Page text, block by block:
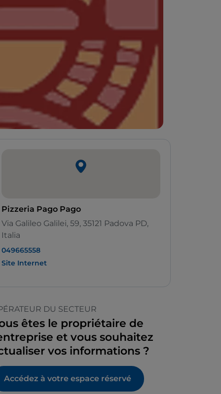
Pizzeria Pago Pago
Via Galileo Galilei, 59, 35121 Padova PD,
Italia
049665558
Site Internet
DU SECTEUR
êtes le propriétaire de
et vous souhaitez
vos informations ?
Accédez à votre espace réservé